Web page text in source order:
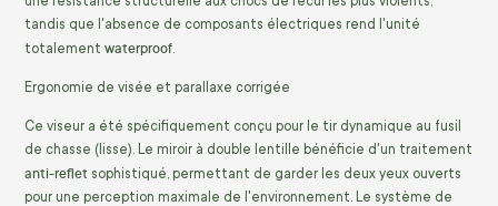
tandis que l'absence de composants électriques rend l'unité
totalement waterproof
Ergonomie de visée et parallaxe corrigée
Ce viseur a été spécifiquement conçu pour le tir dynamique au fusil
de chasse (lisse). Le miroir à double lentille bénéficie d'un traitement
anti-reflet sophistiqué, permettant de garder les deux yeux ouverts
pour une perception maximale de l'environnement. Le système de